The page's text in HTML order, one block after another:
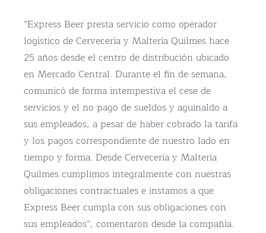
“Express Beer presta servicio como operador
logístico de Cervecería y Maltería Quilmes hace
25 años desde el centro de distribución ubicado
en Mercado Central. Durante el fin de semana,
comunicó de forma intempestiva el cese de
servicios y el no pago de sueldos y aguinaldo a
sus empleados, a pesar de haber cobrado la tarifa
y los pagos correspondiente de nuestro lado en
tiempo y forma. Desde Cervecería y Maltería
Quilmes cumplimos integralmente con nuestras
obligaciones contractuales e instamos a que
Express Beer cumpla con sus obligaciones con
sus empleados”, comentaron desde la compañía.